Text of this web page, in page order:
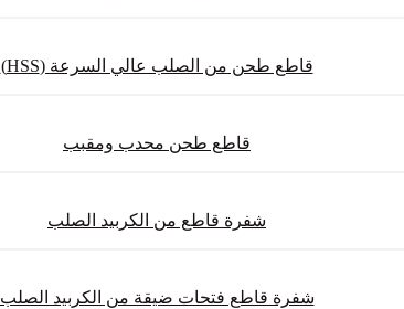
قاطع طحن من الصلب عالي السرعة (HSS)
قاطع طحن محدب ومقبب
شفرة قاطع من الكربيد الصلب
شفرة قاطع فتحات ضيقة من الكربيد الصلب